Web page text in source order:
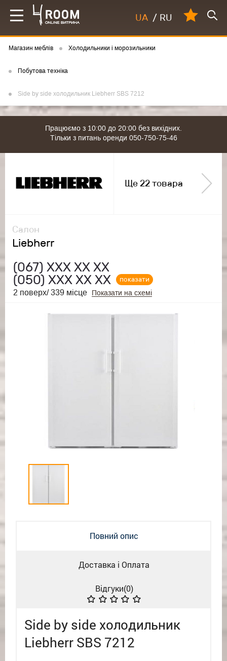
UA / RU
Магазин меблів Холодильники і морозильники
Побутова техніка
Side by side холодильник Liebherr SBS 7212
Працюємо з 10:00 до 20:00 без вихідних.
Тільки з питань оренди 050-750-75-46
Салон
Liebherr
(067) ХХХ ХХ ХХ
(050) ХХХ ХХ ХХ
показати
2 поверх/ 339 місце
Показати на схемі
Ще 22 товара
Повний опис
Доставка і Оплата
Відгуки(0)
Side by side холодильник
Liebherr SBS 7212